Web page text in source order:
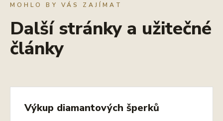
MOHLO BY VÁS ZAJÍMAT
Další stránky a užitečné
články
Výkup diamantových šperků